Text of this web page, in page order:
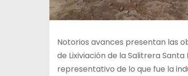
Notorios avances presentan las
de Lixiviación de la Salitrera
representativo de lo que fue la